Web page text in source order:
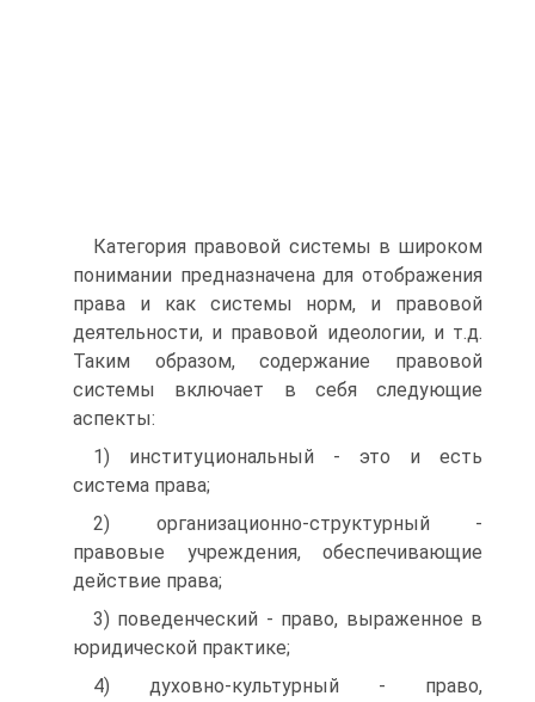
Категория правовой системы в широком
понимании предназначена для отображе­ния
права и как системы норм, и правовой
деятельности, и правовой идеологии, и т.д.
Таким образом, содержание правовой
системы включает в себя следующие
аспекты:
1) институциональный - это и есть
система права;
2) организационно-структурный -
правовые учреждения, обеспечивающие
дей­ствие права;
3) поведенческий - право, выраженное в
юридической практике;
4) духовно-культурный - право,